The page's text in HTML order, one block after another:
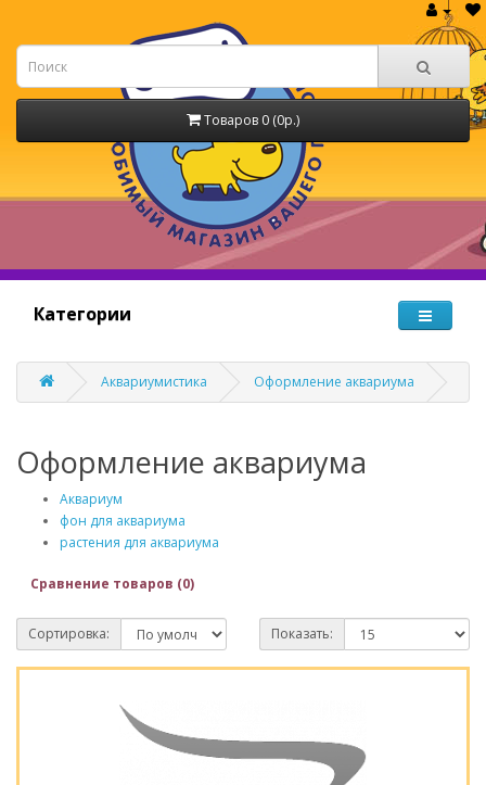
Товаров 0 (0р.)
Категории
Аквариумистика Оформление аквариума
Оформление аквариума
Аквариум
фон для аквариума
растения для аквариума
Сравнение товаров (0)
Сортировка: Показать: